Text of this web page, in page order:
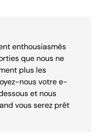
enthousiasmés
que nous ne
plus les
nous votre e-
et nous
vous serez prêt